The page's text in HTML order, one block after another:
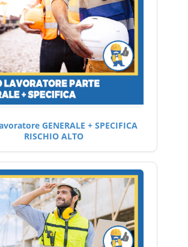
GENERALE + SPECIFICA
RISCHIO ALTO